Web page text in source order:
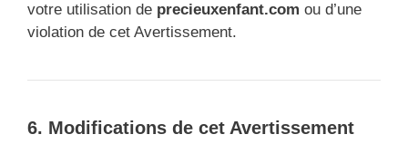
votre utilisation de precieuxenfant.com ou d’une
violation de cet Avertissement.
6. Modifications de cet Avertissement